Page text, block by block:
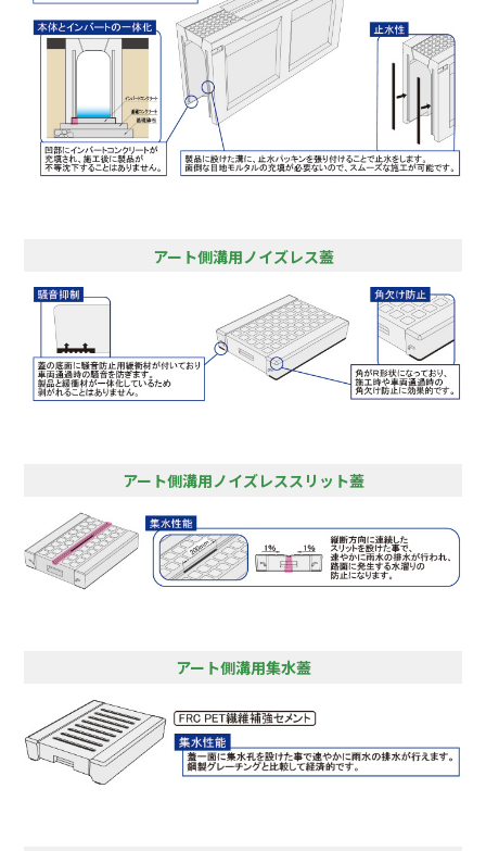
アート側溝用ノイズレス蓋
アート側溝用ノイズレススリット蓋
アート側溝用集水蓋